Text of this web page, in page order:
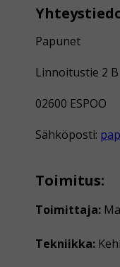
Papunet
Linnoitustie 2 B
02600 ESPOO
Sähköposti:
Toimitus:
Toimittaja:
Tekniikka: